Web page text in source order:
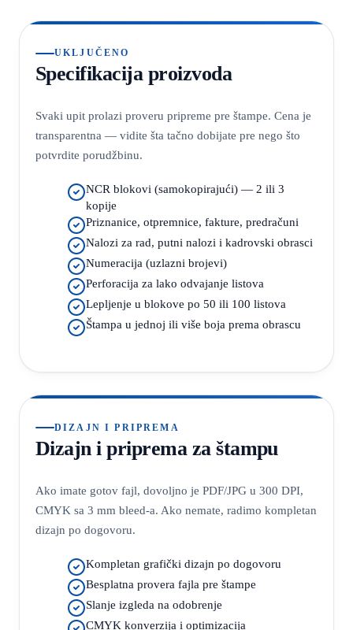
UKLJUČENO
Specifikacija proizvoda
Svaki upit prolazi proveru pripreme pre štampe. Cena je
transparentna — vidite šta tačno dobijate pre nego što
potvrdite porudžbinu.
NCR blokovi (samokopirajući) — 2 ili 3
kopije
Priznanice, otpremnice, fakture, predračuni
Nalozi za rad, putni nalozi i kadrovski obrasci
Numeracija (uzlazni brojevi)
Perforacija za lako odvajanje listova
Lepljenje u blokove po 50 ili 100 listova
Štampa u jednoj ili više boja prema obrascu
DIZAJN I PRIPREMA
Dizajn i priprema za štampu
Ako imate gotov fajl, dovoljno je PDF/JPG u 300 DPI,
CMYK sa 3 mm bleed-a. Ako nemate, radimo kompletan
dizajn po dogovoru.
Kompletan grafički dizajn po dogovoru
Besplatna provera fajla pre štampe
Slanje izgleda na odobrenje
CMYK konverzija i optimizacija